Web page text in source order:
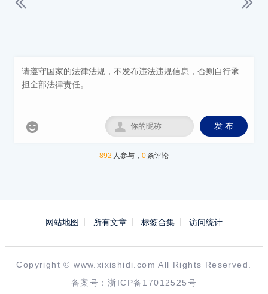
 发 布

892 人参与， 0条评论
网站地图 所有文章 标签合集 访问统计
Copyright ©www.xixishidi.com All Rights Reserved.
备案号：浙ICP备17012525号